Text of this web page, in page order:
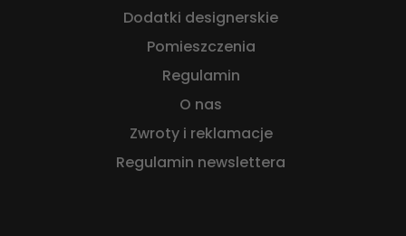
Dodatki designerskie
Pomieszczenia
Regulamin
O nas
Zwroty i reklamacje
Regulamin newslettera